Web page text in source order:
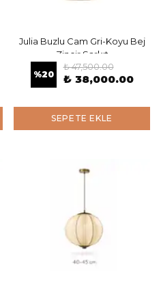
Julia Buzlu Cam Gri-Koyu Bej
Zincir Sarkıt
%20
₺ 47,500.00
₺ 38,000.00
SEPETE EKLE